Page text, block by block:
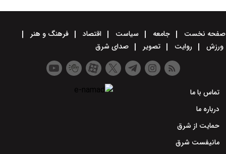
صفحه نخست جامعه سیاست اقتصاد
فرهنگ و هنر
ورزش
روایت تصویر صدای شرق
تماس با ما
درباره ما
حمایت از شرق
مانیفست شرق